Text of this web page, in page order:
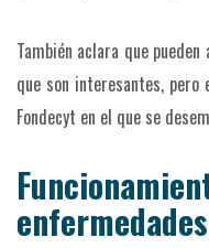
También aclara que
que son interesantes,
Fondecyt en el que se
enfermedades